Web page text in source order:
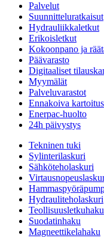
Palvelut
Suunnitteluratkaisut
Hydrauliikkaletkut
Erikoisletkut
Kokoonpano ja
Päävarasto
Digitaaliset
Myymälät
Palveluvarastot
Ennakoiva kartoitus
Enerpac-huolto
24h päivystys
Tekninen tuki
Sylinterilaskuri
Sähköteholaskuri
Hydrauliteholaskuri
Teollisuusletkuhaku
Suodatinhaku
Magneettikelahaku